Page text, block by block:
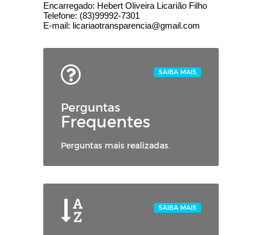
Encarregado: Hebert Oliveira Licarião Filho
Telefone: (83)99992-7301
E-mail: licariaotransparencia@gmail.com
Perguntas
Frequentes
Perguntas mais realizadas.
SAIBA MAIS
SAIBA MAIS